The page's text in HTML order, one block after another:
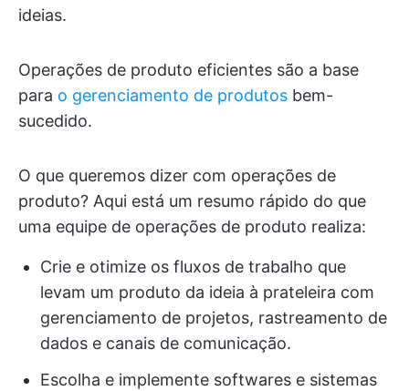
ideias.
Operações de produto eficientes são a base
para o gerenciamento de produtos bem-
sucedido.
O que queremos dizer com operações de
produto? Aqui está um resumo rápido do que
uma equipe de operações de produto realiza:
Crie e otimize os fluxos de trabalho que
levam um produto da ideia à prateleira com
gerenciamento de projetos, rastreamento de
dados e canais de comunicação.
Escolha e implemente softwares e sistemas